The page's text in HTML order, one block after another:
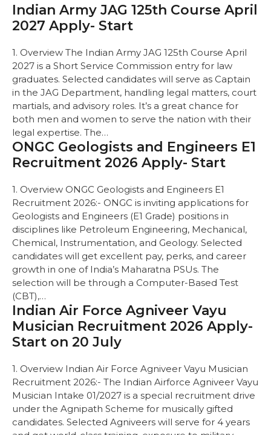
Indian Army JAG 125th Course April
2027 Apply- Start
1. Overview The Indian Army JAG 125th Course April
2027 is a Short Service Commission entry for law
graduates. Selected candidates will serve as Captain
in the JAG Department, handling legal matters, court
martials, and advisory roles. It’s a great chance for
both men and women to serve the nation with their
legal expertise. The…
ONGC Geologists and Engineers E1
Recruitment 2026 Apply- Start
1. Overview ONGC Geologists and Engineers E1
Recruitment 2026:- ONGC is inviting applications for
Geologists and Engineers (E1 Grade) positions in
disciplines like Petroleum Engineering, Mechanical,
Chemical, Instrumentation, and Geology. Selected
candidates will get excellent pay, perks, and career
growth in one of India’s Maharatna PSUs. The
selection will be through a Computer-Based Test
(CBT),…
Indian Air Force Agniveer Vayu
Musician Recruitment 2026 Apply-
Start on 20 July
1. Overview Indian Air Force Agniveer Vayu Musician
Recruitment 2026:- The Indian Airforce Agniveer Vayu
Musician Intake 01/2027 is a special recruitment drive
under the Agnipath Scheme for musically gifted
candidates. Selected Agniveers will serve for 4 years